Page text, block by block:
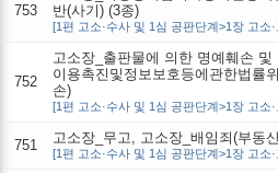
753
반(사기) (3종)
[1편 고소·수사 및 1심 공판단계>1장 고소
752
고소장_출판물에 의한 명예훼손 및
이용촉진및정보보호등에관한법률
손)
[1편 고소·수사 및 1심 공판단계>1장 고소
751 고소장_무고, 고소장_배임죄(부동
[1편 고소·수사 및 1심 공판단계>1장 고소